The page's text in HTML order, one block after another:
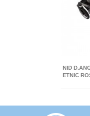
NID
ETNIC